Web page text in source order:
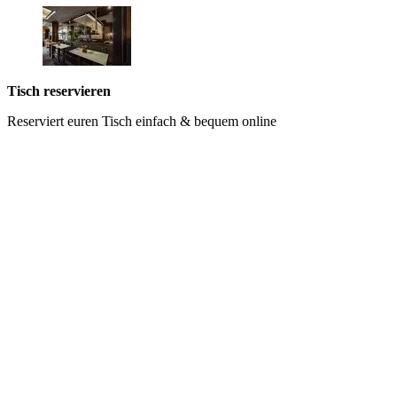
Tisch reservieren
Reserviert euren Tisch einfach & bequem online